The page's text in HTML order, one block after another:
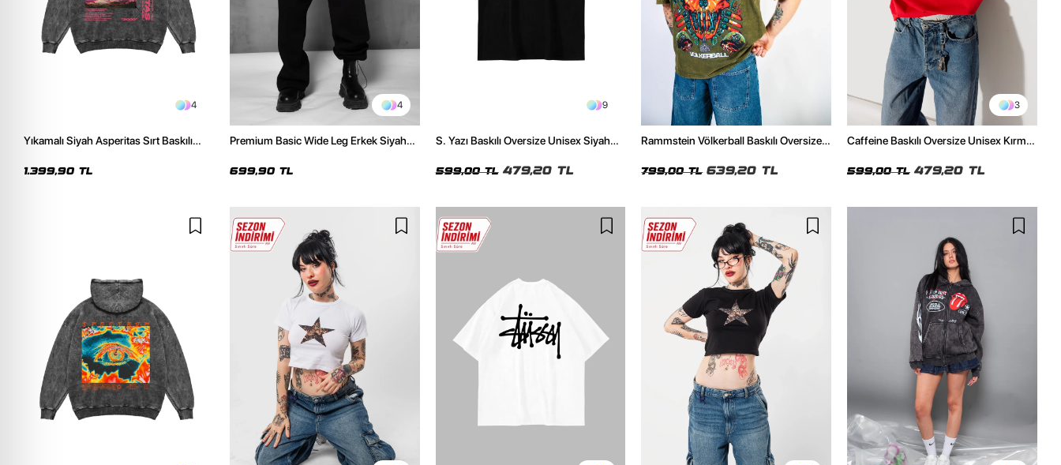
4
Yıkamalı Siyah Asperitas Sırt Baskılı
1.399,90 TL
4
Premium Basic Wide Leg Erkek Siyah
699,90 TL
9
S. Yazı Baskılı Oversize Unisex Siyah
599,00 TL 479,20 TL
Rammstein Völkerball Baskılı Oversize
799,00 TL 639,20 TL
3
Caffeine Baskılı Oversize Unisex Kırmızı
599,00 TL 479,20 TL